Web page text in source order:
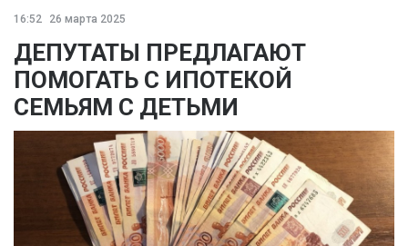
16:52 26 марта 2025
ДЕПУТАТЫ ПРЕДЛАГАЮТ
ПОМОГАТЬ С ИПОТЕКОЙ
СЕМЬЯМ С ДЕТЬМИ